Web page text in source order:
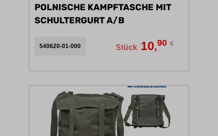
POLNISCHE KAMPFTASCHE MIT
SCHULTERGURT A/B
540620-01-000 Stück 10,90 €